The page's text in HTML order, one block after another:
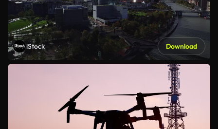
iStock Download